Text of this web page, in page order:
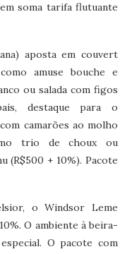
soma tarifa flutuante
aposta em couvert
amuse bouche e
ou salada com figos
destaque para o
camarões ao molho
trio de choux ou
(R$500 + 10%). Pacote
o Windsor Leme
O ambiente à beira-
O pacote com